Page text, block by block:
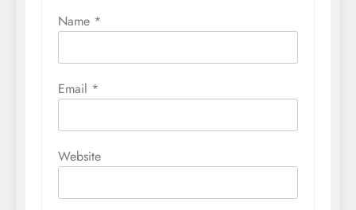
Name *
Email *
Website